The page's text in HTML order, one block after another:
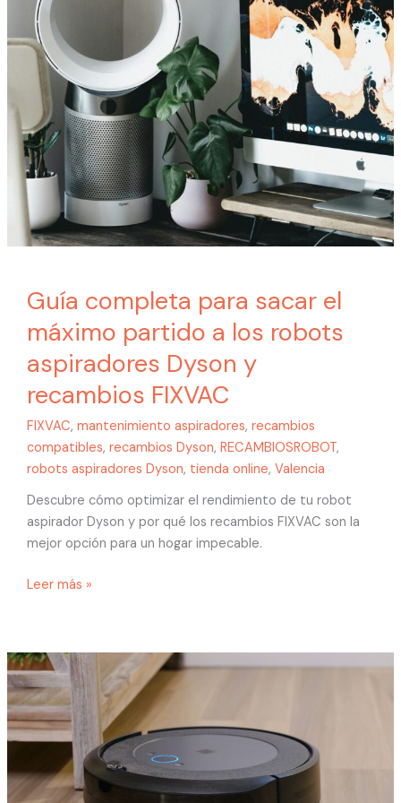
Guía completa para sacar el
máximo partido a los robots
aspiradores Dyson y
recambios FIXVAC
FIXVAC, mantenimiento aspiradores, recambios
compatibles, recambios Dyson, RECAMBIOSROBOT,
robots aspiradores Dyson, tienda online, Valencia
Descubre cómo optimizar el rendimiento de tu robot
aspirador Dyson y por qué los recambios FIXVAC son la
mejor opción para un hogar impecable.
Leer más »
Guía
práctica
sobre
el
robot
aspirador
Cecotec